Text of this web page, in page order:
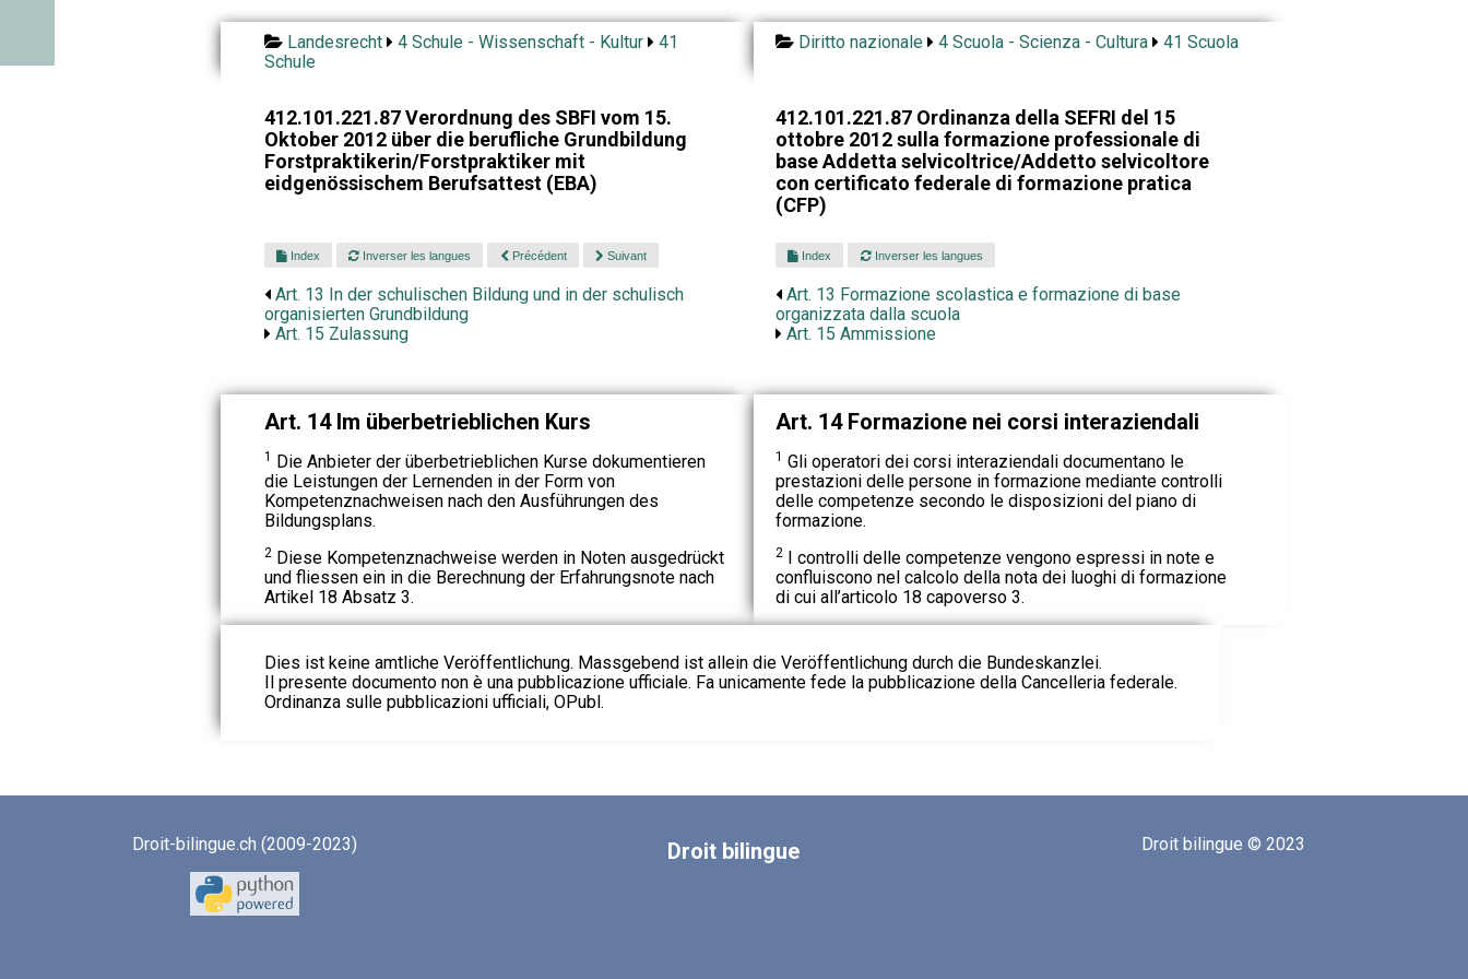
Landesrecht 4 Schule - Wissenschaft - Kultur
41
Schule
Diritto nazionale 4 Scuola - Scienza - Cultura 41 Scuola
412.101.221.87 Verordnung des SBFI vom 15.
Oktober 2012 über die berufliche Grundbildung
Forstpraktikerin/Forstpraktiker mit
eidgenössischem Berufsattest (EBA)
412.101.221.87 Ordinanza della SEFRI del 15
ottobre 2012 sulla formazione professionale di
base Addetta selvicoltrice/Addetto selvicoltore
con certificato federale di formazione pratica
(CFP)
Index Inverser les langues Précédent Suivant
Art. 13 In der schulischen Bildung und in der schulisch
organisierten Grundbildung
Art. 15 Zulassung
Index Inverser les langues
Art. 13 Formazione scolastica e formazione di base
organizzata dalla scuola
Art. 15 Ammissione
Art. 14 Im überbetrieblichen Kurs
1 Die Anbieter der überbetrieblichen Kurse dokumentieren
die Leistungen der Lernenden in der Form von
Kompetenznachweisen nach den Ausführungen des
Bildungsplans.
2Diese Kompetenznachweise werden in Noten ausgedrückt
und fliessen ein in die Berechnung der Erfahrungsnote nach
Artikel 18 Absatz 3.
Art. 14 Formazione nei corsi interaziendali
1 Gli operatori dei corsi interaziendali documentano le
prestazioni delle persone in formazione mediante controlli
delle competenze secondo le disposizioni del piano di
formazione.
2I controlli delle competenze vengono espressi in note e
confluiscono nel calcolo della nota dei luoghi di formazione
di cui all’articolo 18 capoverso 3.
Dies ist keine amtliche Veröffentlichung. Massgebend ist allein die Veröffentlichung durch die Bundeskanzlei.
Il presente documento non è una pubblicazione ufficiale. Fa unicamente fede la pubblicazione della Cancelleria federale.
Ordinanza sulle pubblicazioni ufficiali, OPubl.
Droit-bilingue.ch (2009-2023) Droit bilingue Droit bilingue © 2023